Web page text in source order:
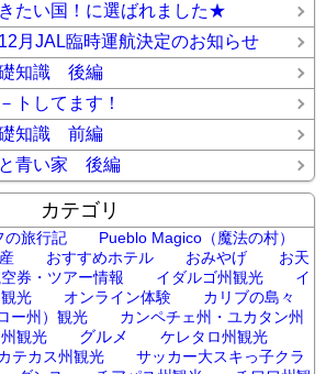
たい国！に選ばれました★
JAL臨時運航決定のお知らせ
礎知識 後編
トしてます！
礎知識 前編
青い家 後編
カテゴリ
の旅行記
Pueblo Magico（魔法の村）
おすすめホテル おみやげ
お天
券・ツアー情報 イダルゴ州観光
イ
光 オンライン体験
カリブの島々
ー州）観光
カンペチェ州・ユカタン州
観光 グルメ
ケレタロ州観光
テカス州観光
サッカー大スキっ子クラ